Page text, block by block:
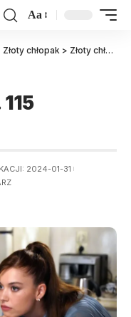
Aa
Złoty chłopak > Złoty chłopak odc. 115 streszczenie
2024-01-31